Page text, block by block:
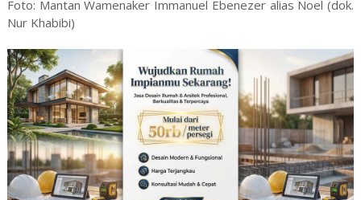
Foto: Mantan Wamenaker Immanuel Ebenezer alias Noel (dok.
Nur Khabibi)